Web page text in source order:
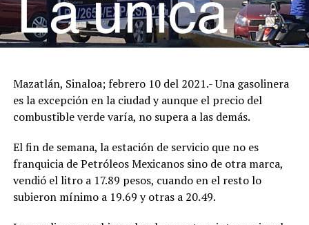
Mazatlán, Sinaloa; febrero 10 del 2021.- Una gasolinera
es la excepción en la ciudad y aunque el precio del
combustible verde varía, no supera a las demás.
El fin de semana, la estación de servicio que no es
franquicia de Petróleos Mexicanos sino de otra marca,
vendió el litro a 17.89 pesos, cuando en el resto lo
subieron mínimo a 19.69 y otras a 20.49.